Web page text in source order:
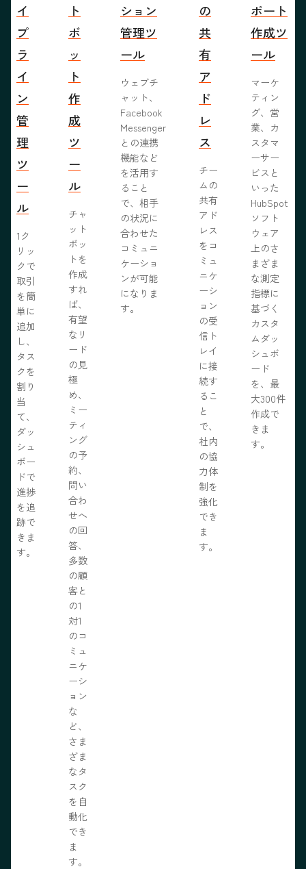
イ
プ
ラ
イ
ン
管
理
ツ
ー
ル
1ク
リッ
クで
取引
を簡
単に
追加
し、
タス
クを
割り
当
て、
ダッ
シュ
ボー
ドで
進捗
を追
跡で
きま
す。
ト
ボ
ッ
ト
作
成
ツ
ー
ル
チャ
ット
ボッ
トを
作成
すれ
ば、
有望
なリ
ード
の見
極
め、
ミー
ティ
ング
の予
約、
問い
合わ
せへ
の回
答、
多数
の顧
客と
の1
対1
のコ
ミュ
ニケ
ーシ
ョン
な
ど、
さま
ざま
なタ
スク
を自
動化
でき
ま
す。
ション
管理ツ
ール
ウェブチ
ャット、
Facebook
Messenger
との連携
機能など
を活用す
ること
で、相手
の状況に
合わせた
コミュニ
ケーショ
ンが可能
になりま
す。
の
共
有
ア
ド
レ
ス
チー
ムの
共有
アド
レス
をコ
ミュ
ニケ
ーシ
ョン
の受
信ト
レイ
に接
続す
るこ
と
で、
社内
の協
力体
制を
強化
でき
ま
す。
ポート
作成ツ
ール
マーケ
ティン
グ、営
業、カ
スタマ
ーサー
ビスと
いった
HubSpot
ソフト
ウェア
上のさ
まざま
な測定
指標に
基づく
カスタ
ムダッ
シュボ
ード
を、最
大300件
作成で
きま
す。